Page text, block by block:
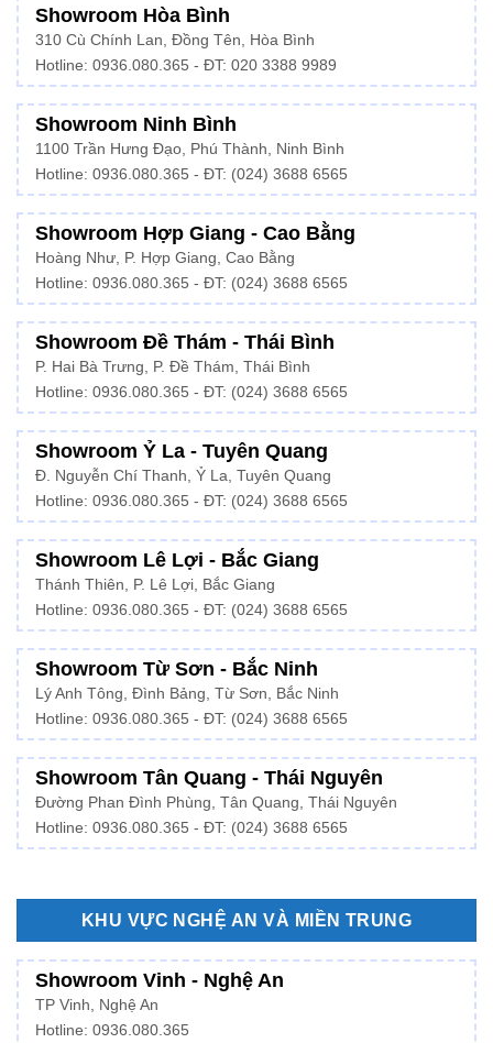
Showroom Hòa Bình
310 Cù Chính Lan, Đồng Tên, Hòa Bình
Hotline: 0936.080.365 - ĐT: 020 3388 9989
Showroom Ninh Bình
1100 Trần Hưng Đạo, Phú Thành, Ninh Bình
Hotline: 0936.080.365 - ĐT: (024) 3688 6565
Showroom Hợp Giang - Cao Bằng
Hoàng Như, P. Hợp Giang, Cao Bằng
Hotline: 0936.080.365 - ĐT: (024) 3688 6565
Showroom Đề Thám - Thái Bình
P. Hai Bà Trưng, P. Đề Thám, Thái Bình
Hotline: 0936.080.365 - ĐT: (024) 3688 6565
Showroom Ỷ La - Tuyên Quang
Đ. Nguyễn Chí Thanh, Ỷ La, Tuyên Quang
Hotline: 0936.080.365 - ĐT: (024) 3688 6565
Showroom Lê Lợi - Bắc Giang
Thánh Thiên, P. Lê Lợi, Bắc Giang
Hotline: 0936.080.365 - ĐT: (024) 3688 6565
Showroom Từ Sơn - Bắc Ninh
Lý Anh Tông, Đình Bảng, Từ Sơn, Bắc Ninh
Hotline: 0936.080.365 - ĐT: (024) 3688 6565
Showroom Tân Quang - Thái Nguyên
Đường Phan Đình Phùng, Tân Quang, Thái Nguyên
Hotline: 0936.080.365 - ĐT: (024) 3688 6565
KHU VỰC NGHỆ AN VÀ MIỀN TRUNG
Showroom Vinh - Nghệ An
TP Vinh, Nghệ An
Hotline: 0936.080.365